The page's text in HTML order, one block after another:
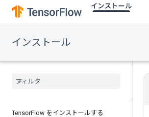
インストール
インストール
TensorFlow をインストールする